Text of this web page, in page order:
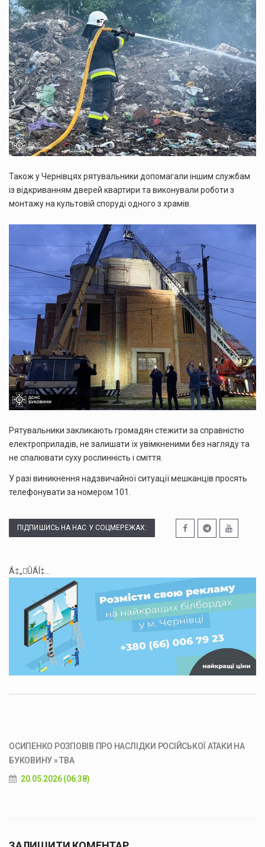
Також у Чернівцях рятувальники допомагали іншим службам
із відкриванням дверей квартири та виконували роботи з
монтажу на культовій споруді одного з храмів.
Рятувальники закликають громадян стежити за справністю
електроприладів, не залишати їх увімкненими без нагляду та
не спалювати суху рослинність і сміття.
У разі виникнення надзвичайної ситуації мешканців просять
телефонувати за номером 101.
ПІДПИШИСЬ НА НАС У СОЦМЕРЕЖАХ:
Á‡„ÛÁÍ‡...
ОСИПЕНКО РОЗПОВІВ ПРО НАСЛІДКИ РОСІЙСЬКОЇ АТАКИ НА
БУКОВИНУ » ТВА
20.05.2026 (06:38)